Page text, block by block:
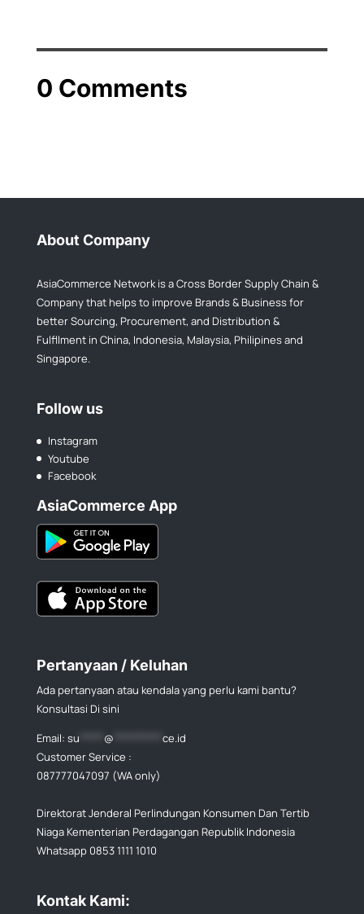
0 Comments
About Company
AsiaCommerce Network is a Cross Border Supply Chain &
Company that helps to improve Brands & Business for
better Sourcing, Procurement, and Distribution &
Fulfllment in China, Indonesia, Malaysia, Philipines and
Singapore.
Follow us
Instagram
Youtube
Facebook
AsiaCommerce App
Pertanyaan / Keluhan
Ada pertanyaan atau kendala yang perlu kami bantu?
Konsultasi Di sini
Email: su @
ce.id
Customer Service :
087777047097 (WA only)
Direktorat Jenderal Perlindungan Konsumen Dan Tertib
Niaga Kementerian Perdagangan Republik Indonesia
Whatsapp 0853 1111 1010
Kontak Kami: